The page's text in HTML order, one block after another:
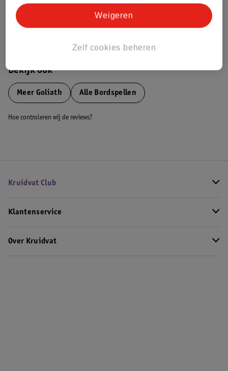
Bekijk ook
Meer Goliath Alle Bordspellen
Hoe controleren wij de reviews?
Kruidvat Club
Klantenservice
Over Kruidvat
Zelf cookies beheren
Weigeren